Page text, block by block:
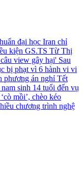
đại học Iran chỉ
kiện GS.TS Từ Thị
view gây hại' Sau
bị phạt vì 6 hành vi vi
phương án nghỉ Tết
sinh 14 tuổi đến vụ
mồi’, chèo kéo
chương trình nghệ